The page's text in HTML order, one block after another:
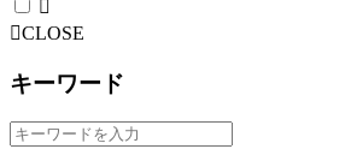
CLOSE
キーワード